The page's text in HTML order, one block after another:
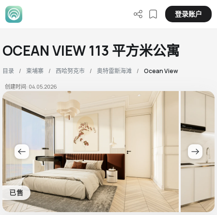
登录账户
OCEAN VIEW 113 平方米公寓
目录 柬埔寨 西哈努克市 奥特雷斯海滩 Ocean View
创建时间: 04.05.2026
已售